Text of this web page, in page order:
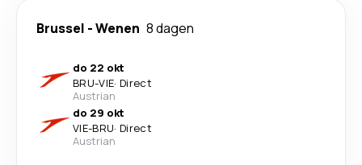
Brussel -Wenen 8 dagen
do 22 okt
BRU-VIE· Direct
Austrian
do 29 okt
VIE-BRU· Direct
Austrian